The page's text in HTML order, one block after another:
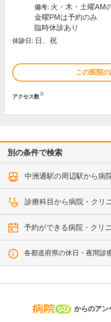
備考: 火・木・土曜AM
金曜PMは予約のみ
臨時休診あり
休診日: 日、祝
この医院
アクセス数※
別の条件で検索
中洲通駅の周辺駅から病
診療科目から病院・クリ
予約ができる病院・クリ
各都道府県の休日・夜間診
病院なび
からのアン